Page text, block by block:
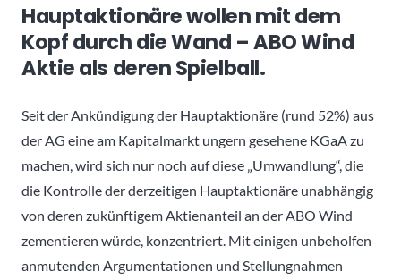
Hauptaktionäre wollen mit dem
Kopf durch die Wand – ABO Wind
Aktie als deren Spielball.
Seit der Ankündigung der Hauptaktionäre (rund 52%) aus
der AG eine am Kapitalmarkt ungern gesehene KGaA zu
machen, wird sich nur noch auf diese „Umwandlung“, die
die Kontrolle der derzeitigen Hauptaktionäre unabhängig
von deren zukünftigem Aktienanteil an der ABO Wind
zementieren würde, konzentriert. Mit einigen unbeholfen
anmutenden Argumentationen und Stellungnahmen